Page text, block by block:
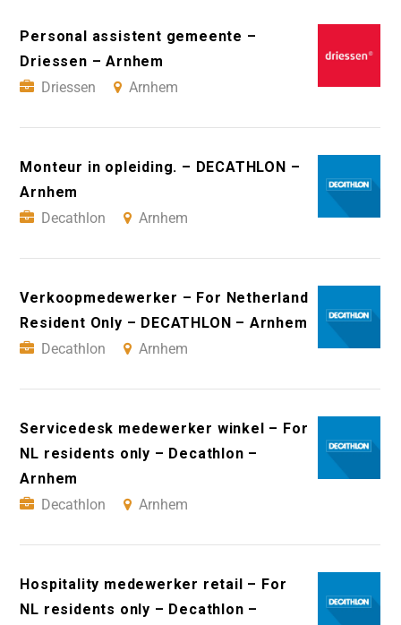
Personal assistent gemeente –
Driessen – Arnhem
Driessen
Arnhem
Monteur in opleiding. – DECATHLON –
Arnhem
Decathlon
Arnhem
Verkoopmedewerker – For Netherland
Resident Only – DECATHLON – Arnhem
Decathlon
Arnhem
Servicedesk medewerker winkel – For
NL residents only – Decathlon –
Arnhem
Decathlon
Arnhem
Hospitality medewerker retail – For
NL residents only – Decathlon –